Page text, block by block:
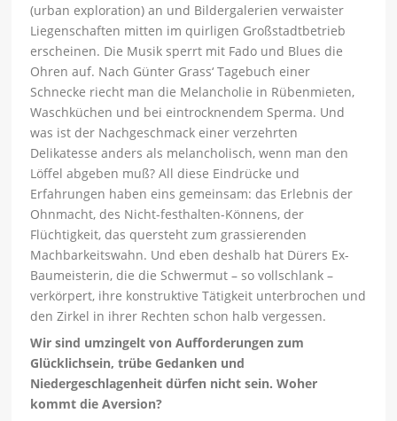
(urban exploration) an und Bildergalerien verwaister
Liegenschaften mitten im quirligen Großstadtbetrieb
erscheinen. Die Musik sperrt mit Fado und Blues die
Ohren auf. Nach Günter Grass‘ Tagebuch einer
Schnecke riecht man die Melancholie in Rübenmieten,
Waschküchen und bei eintrocknendem Sperma. Und
was ist der Nachgeschmack einer verzehrten
Delikatesse anders als melancholisch, wenn man den
Löffel abgeben muß? All diese Eindrücke und
Erfahrungen haben eins gemeinsam: das Erlebnis der
Ohnmacht, des Nicht-festhalten-Könnens, der
Flüchtigkeit, das quersteht zum grassierenden
Machbarkeitswahn. Und eben deshalb hat Dürers Ex-
Baumeisterin, die die Schwermut – so vollschlank –
verkörpert, ihre konstruktive Tätigkeit unterbrochen und
den Zirkel in ihrer Rechten schon halb vergessen.
Wir sind umzingelt von Aufforderungen zum
Glücklichsein, trübe Gedanken und
Niedergeschlagenheit dürfen nicht sein. Woher
kommt die Aversion?